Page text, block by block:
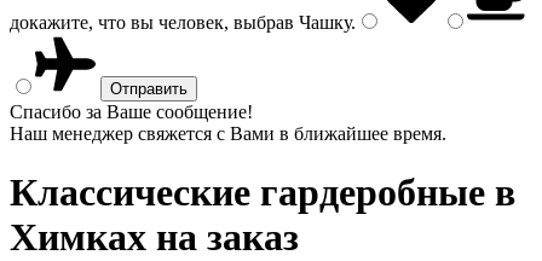
докажите, что вы человек, выбрав Чашку.
Спасибо за Ваше сообщение!
Наш менеджер свяжется с Вами в ближайшее время.
Классические гардеробные в
Химках на заказ